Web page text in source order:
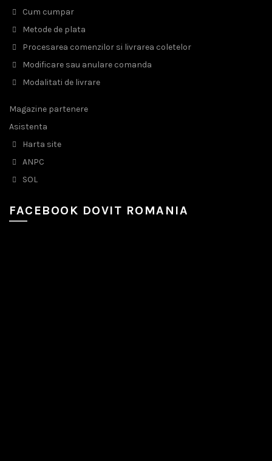
Cum cumpar
Metode de plata
Procesarea comenzilor si livrarea coletelor
Modificare sau anulare comanda
Modalitati de livrare
Magazine partenere
Asistenta
Harta site
ANPC
SOL
FACEBOOK DOVIT ROMANIA